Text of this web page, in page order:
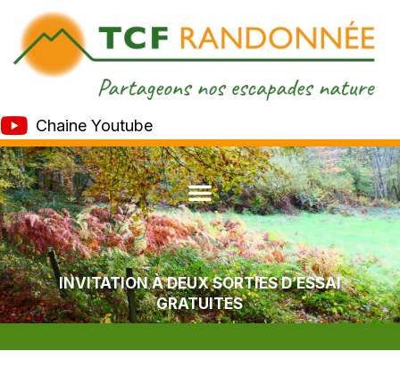
Chaine Youtube
INVITATION À DEUX SORTIES D’ESSAI
GRATUITES